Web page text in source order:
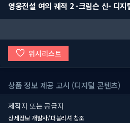
영웅전설 여의 궤적 2 -크림슨 신- 디지
위시리스트
상품 정보 제공 고시 (디지털 콘텐츠)
제작자 또는 공급자
상세정보 개발사/퍼블리셔 참조